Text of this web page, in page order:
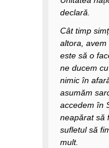
declară.
Cât timp
altora, avem
este să o
ne ducem
nimic în
asumăm
accedem în
neapărat să
sufletul să
mult.